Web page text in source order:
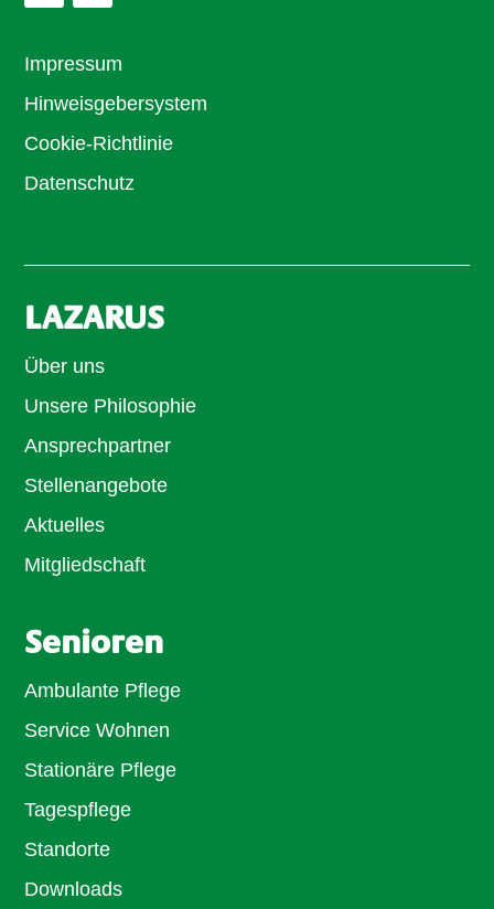
Impressum
Hinweisgebersystem
Cookie-Richtlinie
Datenschutz
LAZARUS
Über uns
Unsere Philosophie
Ansprechpartner
Stellenangebote
Aktuelles
Mitgliedschaft
Senioren
Ambulante Pflege
Service Wohnen
Stationäre Pflege
Tagespflege
Standorte
Downloads